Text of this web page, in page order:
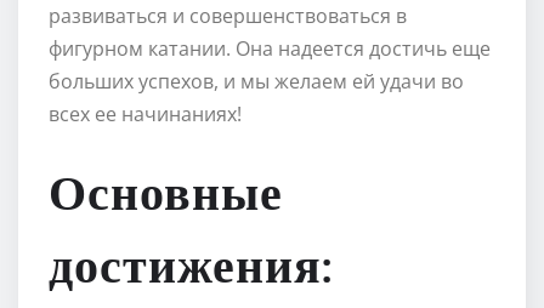
развиваться и совершенствоваться в
фигурном катании. Она надеется достичь еще
больших успехов, и мы желаем ей удачи во
всех ее начинаниях!
Основные
достижения: